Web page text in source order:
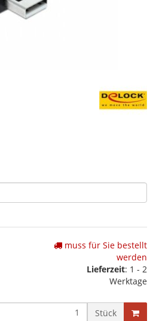
muss für Sie bestellt
werden
Lieferzeit: 1 - 2
Werktage
Stück